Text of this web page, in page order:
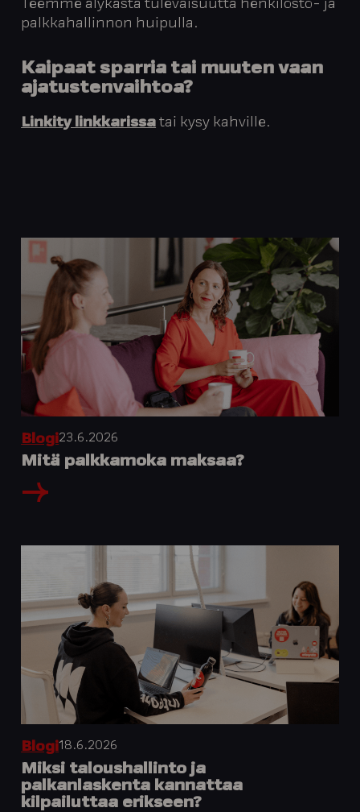
Teemme älykästä tulevaisuutta henkilöstö- ja
palkkahallinnon huipulla.
Kaipaat sparria tai muuten vaan
ajatustenvaihtoa?
Linkity linkkarissa tai kysy kahville.
Blogi23.6.2026
Mitä palkkamoka maksaa?
Blogi18.6.2026
Miksi taloushallinto ja
palkanlaskenta kannattaa
kilpailuttaa erikseen?